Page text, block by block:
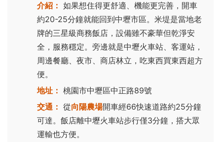
介紹： 如果想住得更舒適、機能更完善，開車
約20-25分鐘就能回到中壢市區。米堤是當地老
牌的三星級商務飯店，設備雖不豪華但乾淨安
全，服務穩定。旁邊就是中壢火車站、客運站，
周邊餐廳、夜市、商店林立，吃東西買東西超方
便。
地址： 桃園市中壢區中正路89號
交通： 從向陽農場開車經66快速道路約25分鐘
可達。飯店離中壢火車站步行僅3分鐘，搭大眾
運輸也方便。